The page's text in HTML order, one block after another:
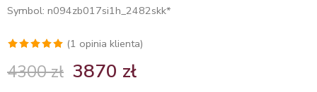
Symbol: n094zb017si1h_2482skk*
5.00na 5
(1 opinia klienta)
4300zł 3870 zł